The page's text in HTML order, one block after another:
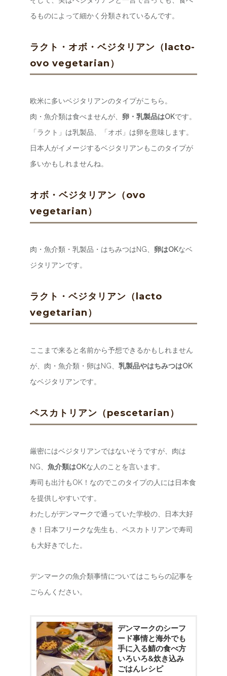
るものによって細かく分類されているんです。
ラクト・オボ・ベジタリアン（lacto-
ovo vegetarian）
欧米に多いベジタリアンのタイプがこちら。
肉・魚介類は食べませんが、 卵・乳製品はOKです。
「ラクト」は乳製品、「オボ」は卵を意味します。
日本人がイメージするベジタリアンもこのタイプが
多いかもしれませんね。
オボ・ベジタリアン（ovo
vegetarian）
肉・魚介類・乳製品・はちみつはNG、 卵はOKなベ
ジタリアンです。
ラクト・ベジタリアン（lacto
vegetarian）
ここまで来ると名前から予想できるかもしれません
が、肉・魚介類・卵はNG、 乳製品やはちみつはOK
なベジタリアンです。
ペスカトリアン（pescetarian）
厳密にはベジタリアンではないそうですが、肉は
NG、 魚介類はOKな人のことを言います。
寿司も出汁もOK！なのでこのタイプの人には日本食
を提供しやすいです。
わたしがデンマークで通っていた学校の、日本大好
き！日本フリークな先生も、ペスカトリアンで寿司
も大好きでした。
デンマークの魚介類事情についてはこちらの記事を
ごらんください。
デンマークのシーフ
ード事情と海外でも
手に入る鯖の食べ方
いろいろ&炊き込み
ごはんレシピ